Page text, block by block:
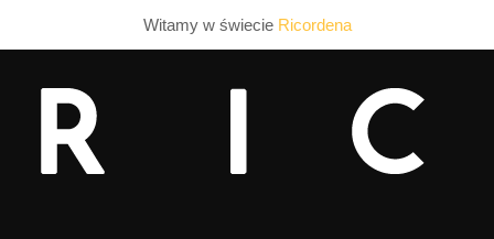
Witamy w świecie Ricordena